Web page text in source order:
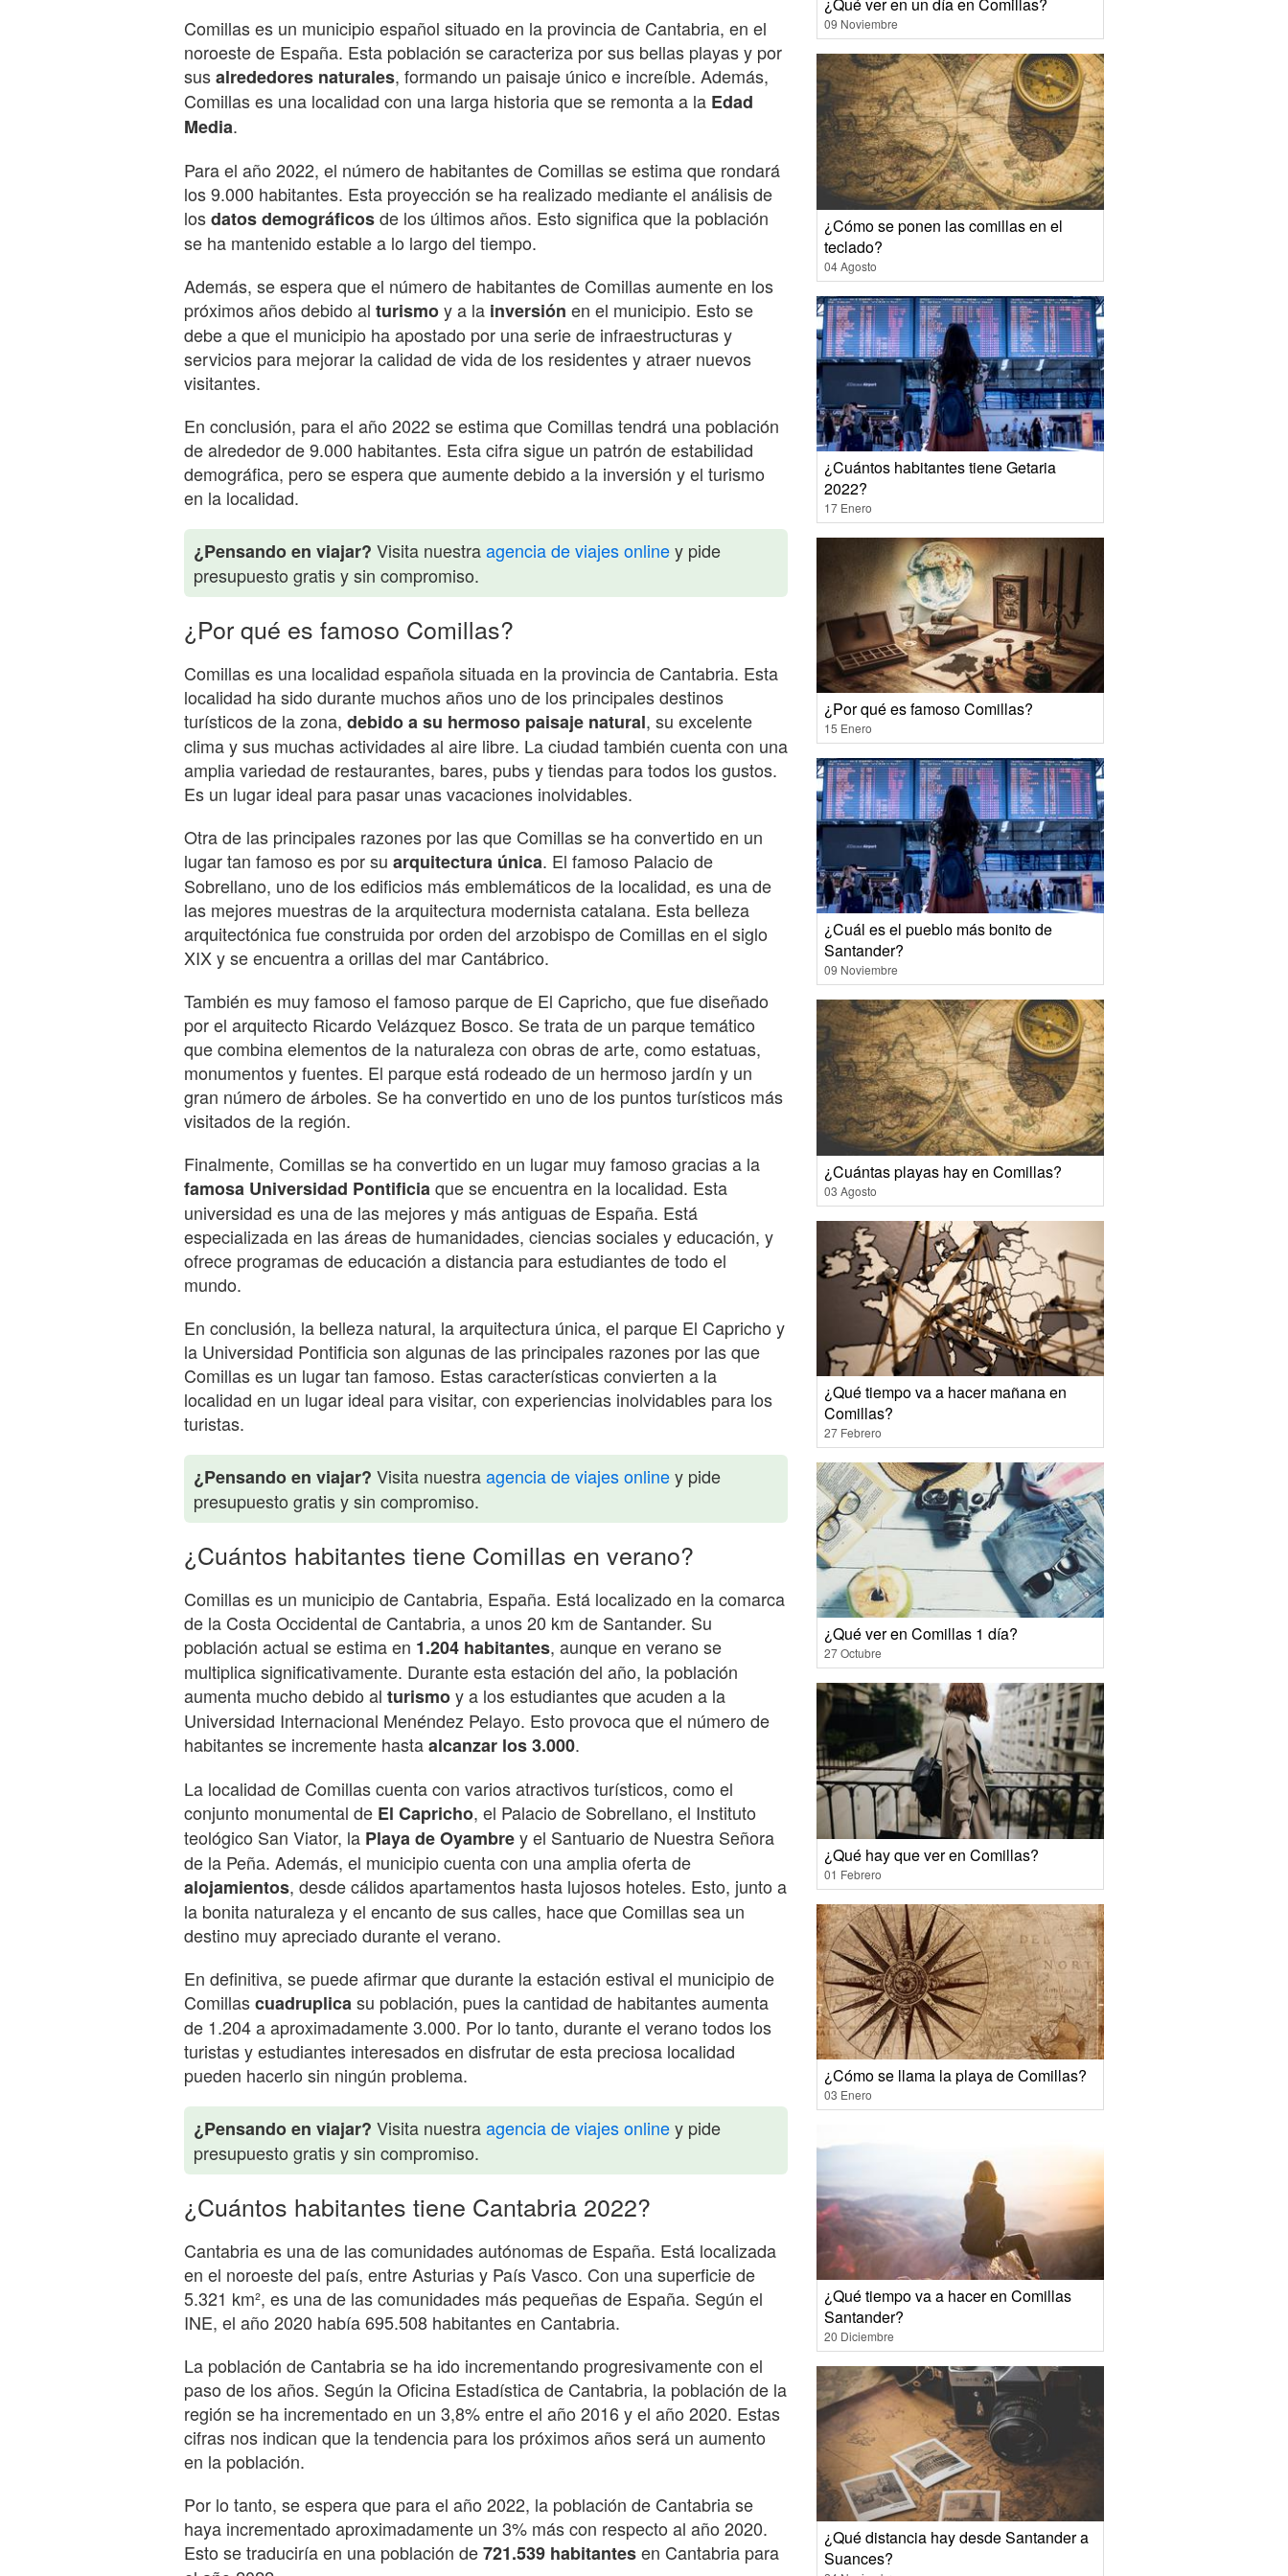
Comillas es un municipio español situado en la provincia de Cantabria, en el
noroeste de España. Esta población se caracteriza por sus bellas playas y por
susalrededores naturales, formando un paisaje único e increíble. Además,
Comillas es una localidad con una larga historia que se remonta a la Edad
Media.
Para el año 2022, el número de habitantes de Comillas se estima que rondará
los 9.000 habitantes. Esta proyección se ha realizado mediante el análisis de
losdatos demográficosde los últimos años. Esto significa que la población
se ha mantenido estable a lo largo del tiempo.
Además, se espera que el número de habitantes de Comillas aumente en los
próximos años debido al turismoy a la inversión en el municipio. Esto se
debe a que el municipio ha apostado por una serie de infraestructuras y
servicios para mejorar la calidad de vida de los residentes y atraer nuevos
visitantes.
En conclusión, para el año 2022 se estima que Comillas tendrá una población
de alrededor de 9.000 habitantes. Esta cifra sigue un patrón de estabilidad
demográfica, pero se espera que aumente debido a la inversión y el turismo
en la localidad.
¿Pensando en viajar? Visita nuestraagencia de viajes onliney pide
presupuesto gratis y sin compromiso.
¿Por qué es famoso Comillas?
Comillas es una localidad española situada en la provincia de Cantabria. Esta
localidad ha sido durante muchos años uno de los principales destinos
turísticos de la zona, debido a su hermoso paisaje natural, su excelente
clima y sus muchas actividades al aire libre. La ciudad también cuenta con una
amplia variedad de restaurantes, bares, pubs y tiendas para todos los gustos.
Es un lugar ideal para pasar unas vacaciones inolvidables.
Otra de las principales razones por las que Comillas se ha convertido en un
lugar tan famoso es por su arquitectura única. El famoso Palacio de
Sobrellano, uno de los edificios más emblemáticos de la localidad, es una de
las mejores muestras de la arquitectura modernista catalana. Esta belleza
arquitectónica fue construida por orden del arzobispo de Comillas en el siglo
XIX y se encuentra a orillas del mar Cantábrico.
También es muy famoso el famoso parque de El Capricho, que fue diseñado
por el arquitecto Ricardo Velázquez Bosco. Se trata de un parque temático
que combina elementos de la naturaleza con obras de arte, como estatuas,
monumentos y fuentes. El parque está rodeado de un hermoso jardín y un
gran número de árboles. Se ha convertido en uno de los puntos turísticos más
visitados de la región.
Finalmente, Comillas se ha convertido en un lugar muy famoso gracias a la
famosa Universidad Pontificiaque se encuentra en la localidad. Esta
universidad es una de las mejores y más antiguas de España. Está
especializada en las áreas de humanidades, ciencias sociales y educación, y
ofrece programas de educación a distancia para estudiantes de todo el
mundo.
En conclusión, la belleza natural, la arquitectura única, el parque El Capricho y
la Universidad Pontificia son algunas de las principales razones por las que
Comillas es un lugar tan famoso. Estas características convierten a la
localidad en un lugar ideal para visitar, con experiencias inolvidables para los
turistas.
¿Pensando en viajar? Visita nuestraagencia de viajes onliney pide
presupuesto gratis y sin compromiso.
¿Cuántos habitantes tiene Comillas en verano?
Comillas es un municipio de Cantabria, España. Está localizado en la comarca
de la Costa Occidental de Cantabria, a unos 20 km de Santander. Su
población actual se estima en 1.204 habitantes, aunque en verano se
multiplica significativamente. Durante esta estación del año, la población
aumenta mucho debido al turismoy a los estudiantes que acuden a la
Universidad Internacional Menéndez Pelayo. Esto provoca que el número de
habitantes se incremente hastaalcanzar los 3.000.
La localidad de Comillas cuenta con varios atractivos turísticos, como el
conjunto monumental de El Capricho, el Palacio de Sobrellano, el Instituto
teológico San Viator, la Playa de Oyambrey el Santuario de Nuestra Señora
de la Peña. Además, el municipio cuenta con una amplia oferta de
alojamientos, desde cálidos apartamentos hasta lujosos hoteles. Esto, junto a
la bonita naturaleza y el encanto de sus calles, hace que Comillas sea un
destino muy apreciado durante el verano.
En definitiva, se puede afirmar que durante la estación estival el municipio de
Comillascuadruplicasu población, pues la cantidad de habitantes aumenta
de 1.204 a aproximadamente 3.000. Por lo tanto, durante el verano todos los
turistas y estudiantes interesados en disfrutar de esta preciosa localidad
pueden hacerlo sin ningún problema.
¿Pensando en viajar? Visita nuestraagencia de viajes onliney pide
presupuesto gratis y sin compromiso.
¿Cuántos habitantes tiene Cantabria 2022?
Cantabria es una de las comunidades autónomas de España. Está localizada
en el noroeste del país, entre Asturias y País Vasco. Con una superficie de
5.321 km², es una de las comunidades más pequeñas de España. Según el
INE, el año 2020 había 695.508 habitantes en Cantabria.
La población de Cantabria se ha ido incrementando progresivamente con el
paso de los años. Según la Oficina Estadística de Cantabria, la población de la
región se ha incrementado en un 3,8% entre el año 2016 y el año 2020. Estas
cifras nos indican que la tendencia para los próximos años será un aumento
en la población.
Por lo tanto, se espera que para el año 2022, la población de Cantabria se
haya incrementado aproximadamente un 3% más con respecto al año 2020.
Esto se traduciría en una población de721.539 habitantesen Cantabria para
¿Qué ver en un día en Comillas?
09 Noviembre
¿Cómo se ponen las comillas en el
teclado?
04 Agosto
¿Cuántos habitantes tiene Getaria
2022?
17 Enero
¿Por qué es famoso Comillas?
15 Enero
¿Cuál es el pueblo más bonito de
Santander?
09 Noviembre
¿Cuántas playas hay en Comillas?
03 Agosto
¿Qué tiempo va a hacer mañana en
Comillas?
27 Febrero
¿Qué ver en Comillas 1 día?
27 Octubre
¿Qué hay que ver en Comillas?
01 Febrero
¿Cómo se llama la playa de Comillas?
03 Enero
¿Qué tiempo va a hacer en Comillas
Santander?
20 Diciembre
¿Qué distancia hay desde Santander a
Suances?